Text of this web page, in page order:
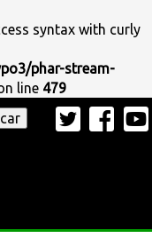
syntax with curly
phar-stream-
line 479